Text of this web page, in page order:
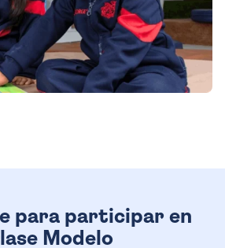
para participar en
Modelo